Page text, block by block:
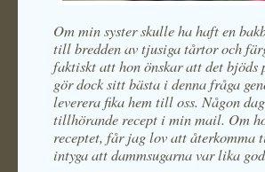
Om min syster skulle ha haft en
till bredden av tjusiga tårtor och
faktiskt att hon önskar att det bjöds
gör dock sitt bästa i denna fråga
leverera fika hem till oss. Någon
tillhörande recept i min mail. Om
receptet, får jag lov att
intyga att dammsugarna var lika